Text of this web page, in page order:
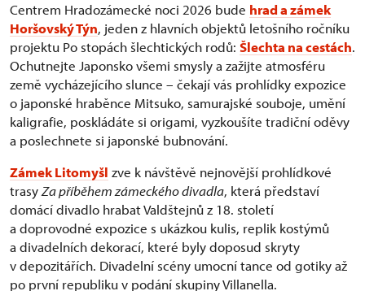
Centrem Hradozámecké noci 2026 bude hrad a zámek
Horšovský Týn, jeden z hlavních objektů letošního ročníku
projektu Po stopách šlechtických rodů: Šlechta na cestách.
Ochutnejte Japonsko všemi smysly a zažijte atmosféru
země vycházejícího slunce – čekají vás prohlídky expozice
o japonské hraběnce Mitsuko, samurajské souboje, umění
kaligrafie, poskládáte si origami, vyzkoušíte tradiční oděvy
a poslechnete si japonské bubnování.
Zámek Litomyšl zve k návštěvě nejnovější prohlídkové
trasyZa příběhem zámeckého divadla, která představí
domácí divadlo hrabat Valdštejnů z 18. století
a doprovodné expozice s ukázkou kulis, replik kostýmů
a divadelních dekorací, které byly doposud skryty
v depozitářích. Divadelní scény umocní tance od gotiky až
po první republiku v podání skupiny Villanella.